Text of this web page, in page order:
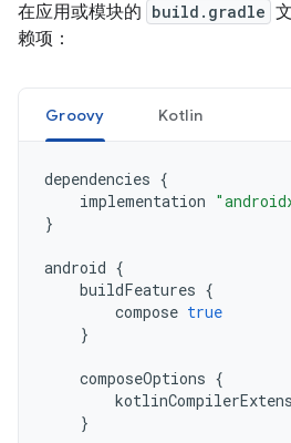
在应用或模块的 build.gradle
赖项：
Groovy Kotlin
dependencies {
implementation
}
android {
buildFeatures {
compose true
}
composeOptions {
}